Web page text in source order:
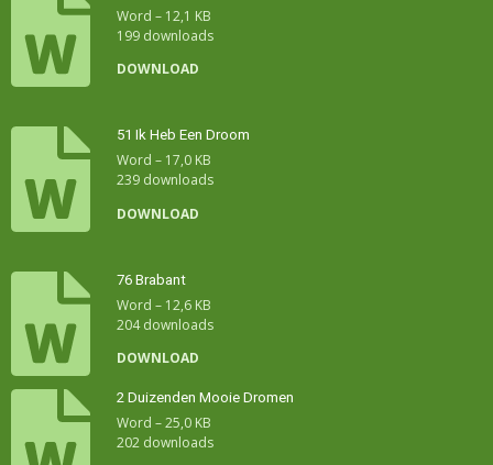
Word – 12,1 KB
199 downloads
DOWNLOAD
51 Ik Heb Een Droom
Word – 17,0 KB
239 downloads
DOWNLOAD
76 Brabant
Word – 12,6 KB
204 downloads
DOWNLOAD
2 Duizenden Mooie Dromen
Word – 25,0 KB
202 downloads